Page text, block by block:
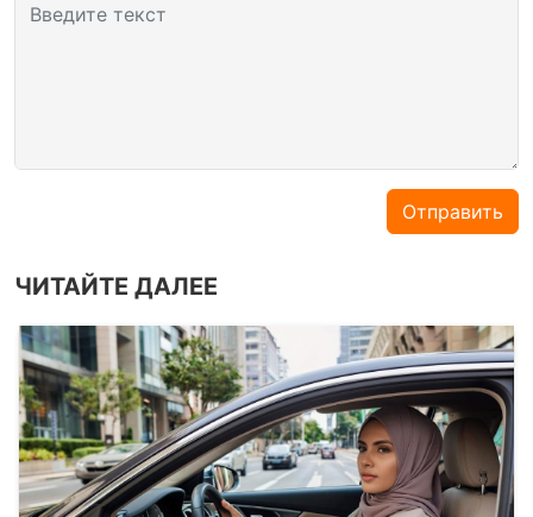
Введите текст
Отправить
ЧИТАЙТЕ ДАЛЕЕ